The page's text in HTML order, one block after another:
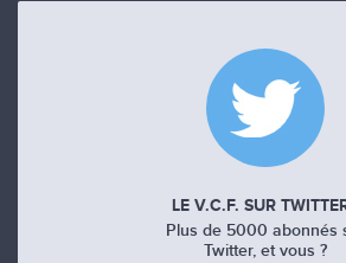
LE V.C.F. SUR
Plus de 5000 abonnés
Twitter, et vous ?